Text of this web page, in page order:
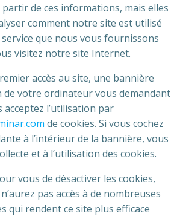
de ces informations, mais elles
comment notre site est utilisé
que nous vous fournissons
visitez notre site Internet.
accès au site, une bannière
de votre ordinateur vous demandant
acceptez l’utilisation par
de cookies. Si vous cochez
à l’intérieur de la bannière, vous
et à l’utilisation des cookies.
vous de désactiver les cookies,
pas accès à de nombreuses
qui rendent ce site plus efficace